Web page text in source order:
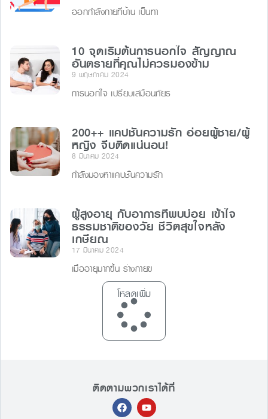
ออกกำลังกายที่บ้าน เป็นทา
10 จุดเริ่มต้นการนอกใจ สัญญาณ
อันตรายที่คุณไม่ควรมองข้าม
9 พฤษภาคม 2024
การนอกใจ เปรียบเสมือนภัยร
200++ แคปชั่นความรัก อ่อยผู้ชาย/ผู้
หญิง จีบติดแน่นอน!
8 มีนาคม 2024
กำลังมองหาแคปชั่นความรัก
ผู้สูงอายุ กับอาการที่พบบ่อย เข้าใจ
ธรรมชาติของวัย ชีวิตสุขใจหลัง
เกษียณ
17 มีนาคม 2024
เมื่ออายุมากขึ้น ร่างกายข
โหลดเพิ่ม
ติดตามพวกเราได้ที่